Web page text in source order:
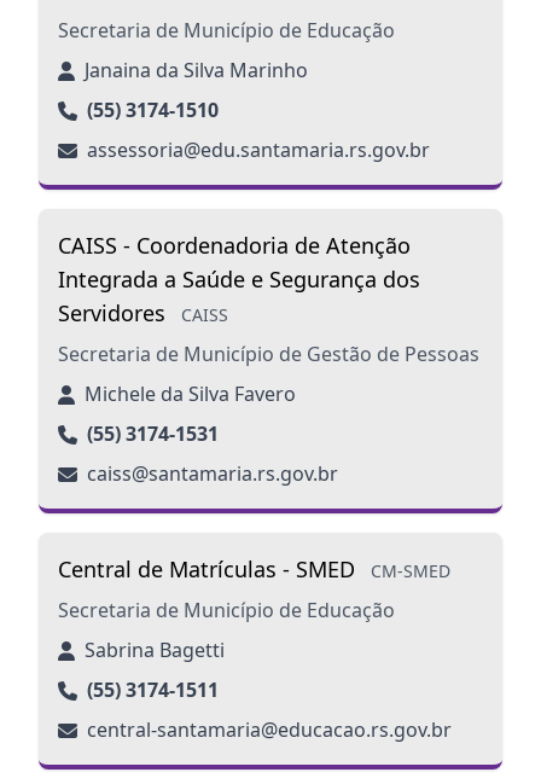
Secretaria de Município de Educação
Janaina da Silva Marinho
(55) 3174-1510
assessoria@edu.santamaria.rs.gov.br
CAISS - Coordenadoria de Atenção
Integrada a Saúde e Segurança dos
Servidores
CAISS
Secretaria de Município de Gestão de Pessoas
Michele da Silva Favero
(55) 3174-1531
caiss@santamaria.rs.gov.br
Central de Matrículas - SMED CM-SMED
Secretaria de Município de Educação
Sabrina Bagetti
(55) 3174-1511
central-santamaria@educacao.rs.gov.br